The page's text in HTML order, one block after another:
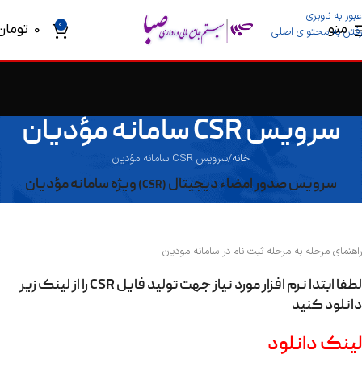
عبور به ناوبری
رفتن به محتوای اصلی
منو 0
0
سرویس CSR سامانه مؤدیان
خانه سرویس CSR سامانه مؤدیان
سرویس صدور امضاء دیجیتال (CSR) ویژه سامانه مؤدیان
راهنمای مرحله به مرحله ثبت نام در سامانه مودیان
لطفا ابتدا نرم افزار مورد نیاز جهت تولید فایل CSR را از لینک زیر
دانلود کنید
لینک دانلود